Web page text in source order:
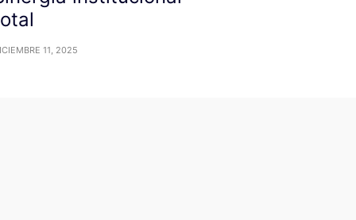
11, 2025